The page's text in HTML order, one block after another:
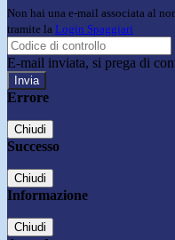
Non hai una e-mail associata al
tramite la Login Spaggiari
E-mail inviata, si prega di
Errore
Chiudi
Successo
Chiudi
Informazione
Chiudi